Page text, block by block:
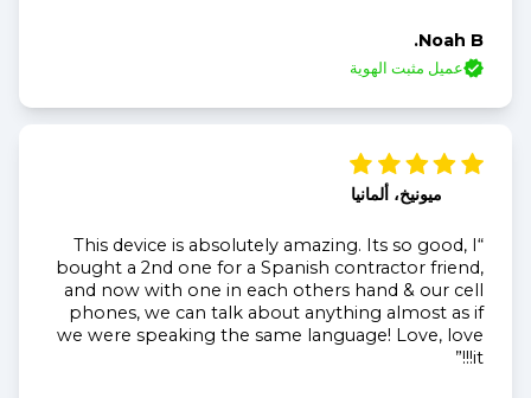
Noah B.
عميل مثبت الهوية
ميونيخ، ألمانيا
“This device is absolutely amazing. Its so good, I
bought a 2nd one for a Spanish contractor friend,
and now with one in each others hand & our cell
phones, we can talk about anything almost as if
we were speaking the same language! Love, love
it!!!”